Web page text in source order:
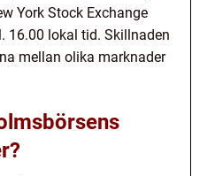
York Stock Exchange
16.00 lokal tid. Skillnaden
mellan olika marknader